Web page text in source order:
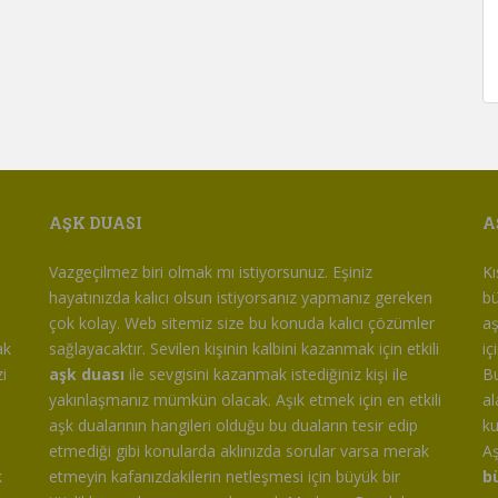
AŞK DUASI
Vazgeçilmez biri olmak mı istiyorsunuz. Eşiniz
hayatınızda kalıcı olsun istiyorsanız yapmanız gereken
çok kolay. Web sitemiz size bu konuda kalıcı çözümler
sağlayacaktır. Sevilen kişinin kalbini kazanmak için etkili
aşk duası ile sevgisini kazanmak istediğiniz kişi ile
yakınlaşmanız mümkün olacak. Aşık etmek için en etkili
aşk dualarının hangileri olduğu bu duaların tesir edip
etmediği gibi konularda aklınızda sorular varsa merak
etmeyin kafanızdakilerin netleşmesi için büyük bir